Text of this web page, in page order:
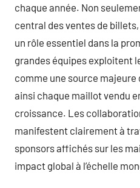
chaque année. Non
central des ventes de
un rôle essentiel dans la
grandes équipes exploitent
comme une source
ainsi chaque maillot vendu
croissance. Les
manifestent clairement à
sponsors affichés sur les
impact global à l’échelle